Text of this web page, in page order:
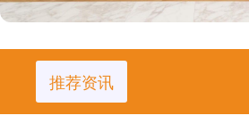
推荐资讯